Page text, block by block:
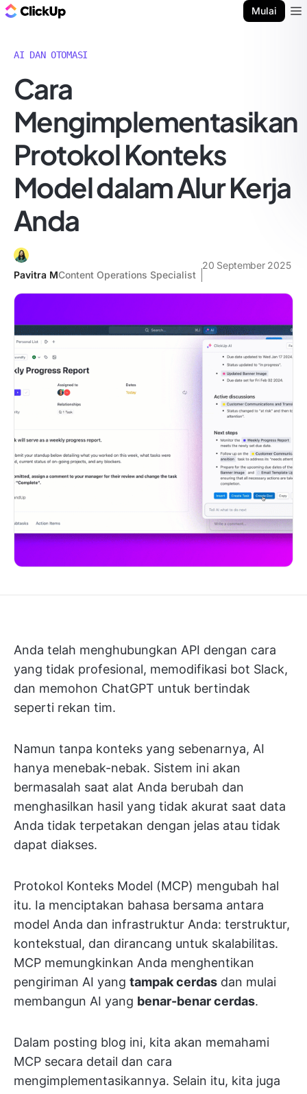
Mulai
AI DAN OTOMASI
Cara
Mengimplementasikan
Protokol Konteks
Model dalam Alur Kerja
Anda
Pavitra MContent Operations Specialist
20 September 2025
Anda telah menghubungkan API dengan cara
yang tidak profesional, memodifikasi bot Slack,
dan memohon ChatGPT untuk bertindak
seperti rekan tim.
Namun tanpa konteks yang sebenarnya, AI
hanya menebak-nebak. Sistem ini akan
bermasalah saat alat Anda berubah dan
menghasilkan hasil yang tidak akurat saat data
Anda tidak terpetakan dengan jelas atau tidak
dapat diakses.
Protokol Konteks Model (MCP) mengubah hal
itu. Ia menciptakan bahasa bersama antara
model Anda dan infrastruktur Anda: terstruktur,
kontekstual, dan dirancang untuk skalabilitas.
MCP memungkinkan Anda menghentikan
pengiriman AI yang tampak cerdas dan mulai
membangun AI yang benar-benar cerdas.
Dalam posting blog ini, kita akan memahami
MCP secara detail dan cara
mengimplementasikannya. Selain itu, kita juga